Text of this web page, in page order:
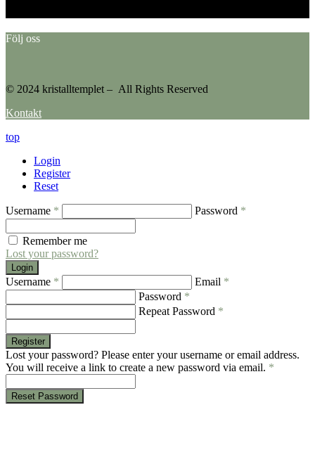
Följ oss
© 2024 kristalltemplet – All Rights Reserved
Kontakt
top
Login
Register
Reset
Username * Password *
Remember me
Lost your password?
Login
Username * Email *
Password *
Repeat Password *
Register
Lost your password? Please enter your username or email address.
You will receive a link to create a new password via email. *
Reset Password